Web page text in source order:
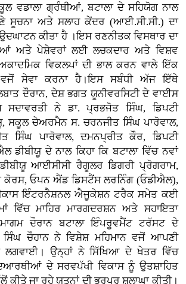
ਵਡਾਲਾ ਗ੍ਰੰਥੀਆਂ, ਬਟਾਲਾ ਦੇ ਸਹਿਯੋਗ ਨਾਲ
ਸੂਚਨਾ ਅਤੇ ਸਲਾਹ ਕੇਂਦਰ (ਆਈ.ਸੀ.ਸੀ.) ਦਾ
ਕੀਤਾ ਹੈ ।ਇਸ ਰਣਨੀਤਕ ਵਿਸਥਾਰ ਦਾ
ਅਤੇ ਪੇਸ਼ੇਵਰਾਂ ਲਈ ਲਚਕਦਾਰ ਅਤੇ ਵਿਸ਼ਵ
ਵਿਕਲਪਾਂ ਦੀ ਭਾਲ ਕਰਨ ਵਾਲੇ ਇੱਕ
ਵਜੋਂ ਸੇਵਾ ਕਰਨਾ ਹੈ।ਇਸ ਸਬੰਧੀ ਅੱਜ ਇੱਥੇ
ਦੌਰਾਨ, ਦੇਸ਼ ਭਗਤ ਯੂਨੀਵਰਸਿਟੀ ਦੇ ਵਾਈਸ
ਸਦਾਵਰਤੀ ਨੇ ਡਾ. ਪ੍ਰਭਜੋਤ ਸਿੰਘ, ਡਿਪਟੀ
ਸਕੂਲ ਚੇਅਰਮੈਨ ਸ. ਚਰਨਜੀਤ ਸਿੰਘ ਪਾਰੋਵਾਲ,
ਸਿੰਘ ਪਾਰੋਵਾਲ, ਦਮਨਪ੍ਰੀਤ ਕੌਰ, ਡਿਪਟੀ
ਡੀਬੀਯੂ ਦੇ ਨਾਲ ਕਿਹਾ ਕਿ ਬਟਾਲਾ ਵਿੱਚ ਨਵਾਂ
ਆਈਸੀਸੀ ਰੈਗੂਲਰ ਡਿਗਰੀ ਪ੍ਰੋਗਰਾਮ,
ਓਪਨ ਐਂਡ ਡਿਸਟੈਂਸ ਲਰਨਿੰਗ (ਓਡੀਐਲ),
ਇੰਟਰਨੈਸ਼ਨਲ ਐਜੂਕੇਸ਼ਨ ਟਰੈਕ ਸਮੇਤ ਕਈ
ਵਿੱਚ ਮਾਹਿਰ ਮਾਰਗਦਰਸ਼ਨ ਅਤੇ ਸਹਾਇਤਾ
ਦੌਰਾਨ ਬਟਾਲਾ ਇੰਪਰੂਵਮੈਂਟ ਟਰੱਸਟ ਦੇ
ਚੌਹਾਨ ਨੇ ਵਿਸ਼ੇਸ਼ ਮਹਿਮਾਨ ਵਜੋਂ ਆਪਣੀ
ਲਗਵਾਈ। ਉਨ੍ਹਾਂ ਨੇ ਸਿੱਖਿਆ ਦੇ ਖੇਤਰ ਵਿੱਚ
ਦੇ ਸਰਵਪੱਖੀ ਵਿਕਾਸ ਨੂੰ ਉਤਸ਼ਾਹਿਤ
ਜਾ ਰਹੇ ਯਤਨਾਂ ਦੀ ਭਰਪੂਰ ਸ਼ਲਾਘਾ ਕੀਤੀ।